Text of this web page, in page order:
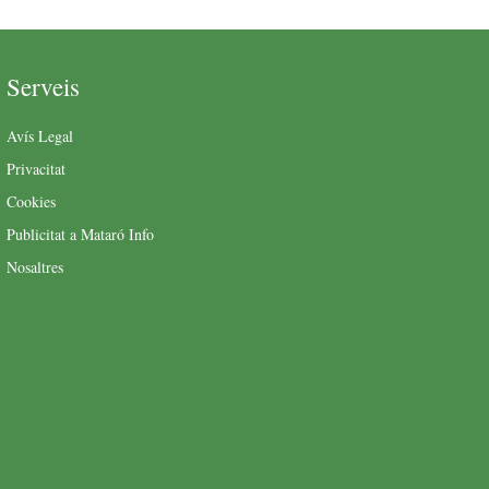
Serveis
Avís Legal
Privacitat
Cookies
Publicitat a Mataró Info
Nosaltres